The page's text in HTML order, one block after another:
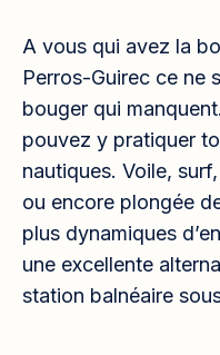
A vous qui avez la
Perros-Guirec ce ne
bouger qui
pouvez y pratiquer
nautiques. Voile,
ou encore plongée
plus dynamiques
une excellente
station balnéaire